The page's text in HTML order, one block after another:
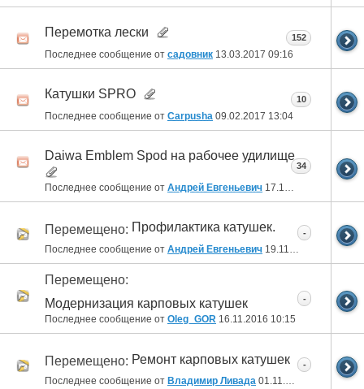
Перемотка лески
Последнее сообщение от садовник 13.03.2017 09:16
152
Катушки SPRO
Последнее сообщение от Carpusha 09.02.2017 13:04
10
Daiwa Emblem Spod на рабочее удилище
Последнее сообщение от Андрей Евгеньевич 17.12.2016
34
Перемещено: Профилактика катушек.
Последнее сообщение от Андрей Евгеньевич 19.11.2016 19:56
-
Перемещено:
Модернизация карповых катушек
Последнее сообщение от Oleg_GOR 16.11.2016 10:15
-
Перемещено: Ремонт карповых катушек
Последнее сообщение от Владимир Ливада 01.11.2016
-